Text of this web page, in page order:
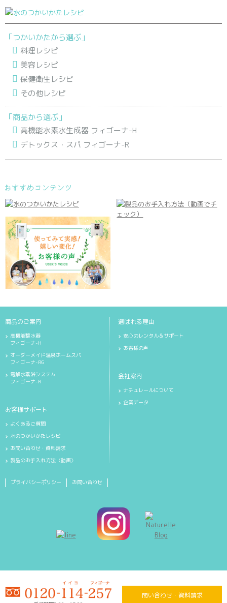
「つかいかたから選ぶ」
料理レシピ
美容レシピ
保健衛生レシピ
その他レシピ
「商品から選ぶ」
高機能水素水生成器 フィゴーナ-H
デトックス・スパ フィゴーナ-R
商品のご案内
高機能整水器
フィゴーナ-H
オーダーメイド温泉ホームスパ
フィゴーナ-RG
電解水素浴システム
フィゴーナ-R
お客様サポート
よくあるご質問
水のつかいかたレシピ
お問い合わせ・資料請求
製品のお手入れ方法〈動画〉
選ばれる理由
安心のレンタル＆サポート
お客様の声
会社案内
ナチュレールについて
企業データ
プライバシーポリシー お問い合わせ
問い合わせ・資料請求